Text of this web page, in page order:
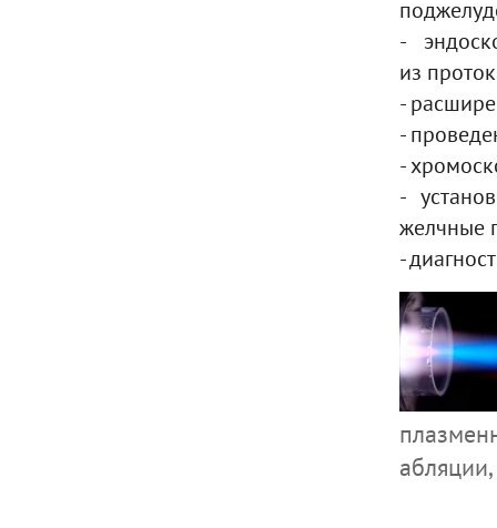
-
из
-
-
-
-
желчные
-